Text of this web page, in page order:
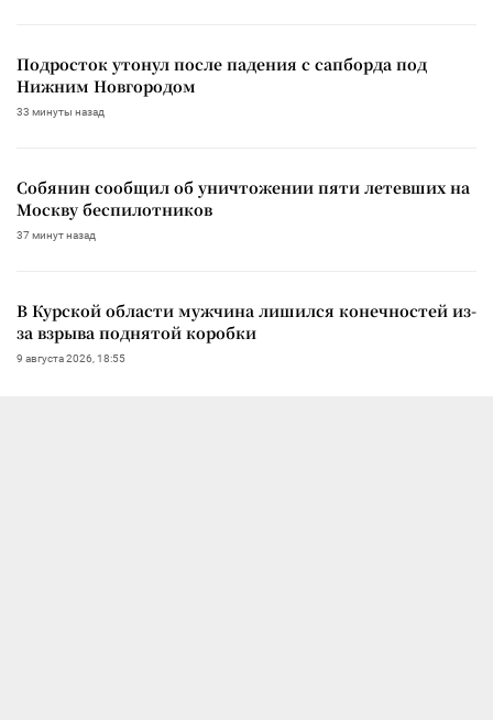
Подросток утонул после падения с сапборда под
Нижним Новгородом
33 минуты назад
Собянин сообщил об уничтожении пяти летевших на
Москву беспилотников
37 минут назад
В Курской области мужчина лишился конечностей из-
за взрыва поднятой коробки
9 августа 2026, 18:55